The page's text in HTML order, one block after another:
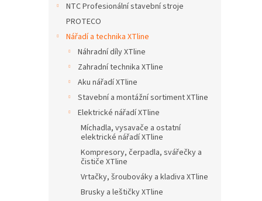
NTC Profesionální stavební stroje
PROTECO
Nářadí a technika XTline
Náhradní díly XTline
Zahradní technika XTline
Aku nářadí XTline
Stavební a montážní sortiment XTline
Elektrické nářadí XTline
Míchadla, vysavače a ostatní
elektrické nářadí XTline
Kompresory, čerpadla, svářečky a
čističe XTline
Vrtačky, šroubováky a kladiva XTline
Brusky a leštičky XTline